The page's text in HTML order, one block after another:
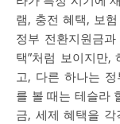
램, 충전 혜택, 보
정부 전환지원금
택”처럼 보이지만,
고, 다른 하나는 정
를 볼 때는 테슬라
금, 세제 혜택을